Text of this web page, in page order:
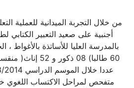
من خلال التجربة الميدانية للعملية
أجنبية على صعيد التعبير الكتابي
بالمدرسة العليا للأساتذة بالأغواط ،
60 طالبا) 08
متفحص لمراحل الاكتساب اللغوي